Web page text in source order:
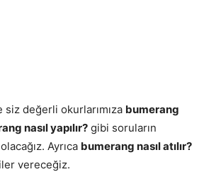
siz değerli okurlarımıza bumerang
nasıl yapılır? gibi soruların
Ayrıca bumerang nasıl atılır?
vereceğiz.